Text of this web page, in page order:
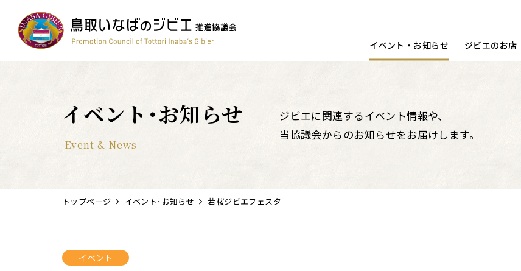
イベント・お知らせ
コンテスト
ジビエのお店
ワイン
簡単レシピ
鳥獣被害対策
すべて
イベント･お知らせ
Event & News
ジビエに関連するイベント情報や、
当協議会からのお知らせをお届けします。
トップページ イベント･お知らせ 若桜ジビエフェスタ
イベント